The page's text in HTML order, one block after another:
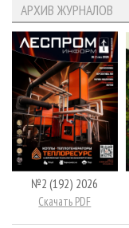
АРХИВ ЖУРНАЛОВ
№2 (192) 2026
Скачать PDF